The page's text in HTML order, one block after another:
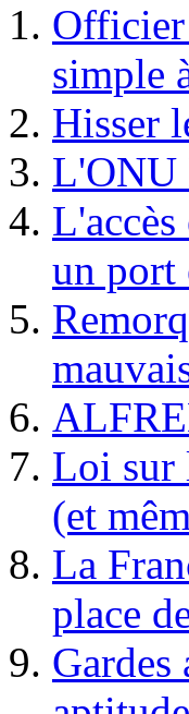
Officier
simple
Hisser
L'ONU
un port
Loi sur
(et
La
place